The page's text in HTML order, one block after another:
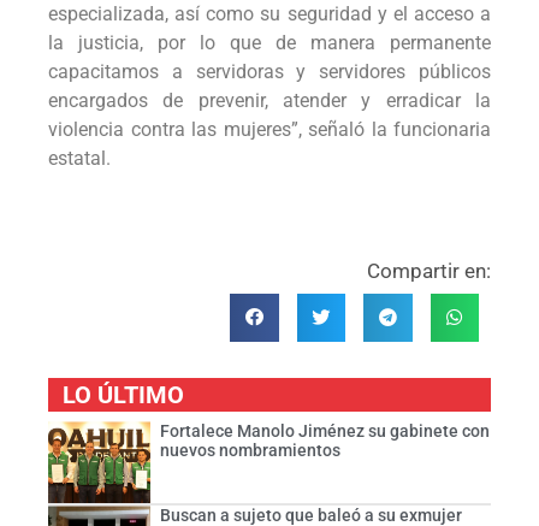
especializada, así como su seguridad y el acceso a
la justicia, por lo que de manera permanente
capacitamos a servidoras y servidores públicos
encargados de prevenir, atender y erradicar la
violencia contra las mujeres”, señaló la funcionaria
estatal.
Compartir en:
LO ÚLTIMO
Fortalece Manolo Jiménez su gabinete con
nuevos nombramientos
Buscan a sujeto que baleó a su exmujer